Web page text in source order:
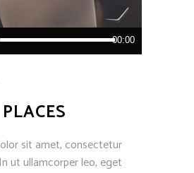
00:00
sit amet, consectetur
ut ullamcorper leo, eget